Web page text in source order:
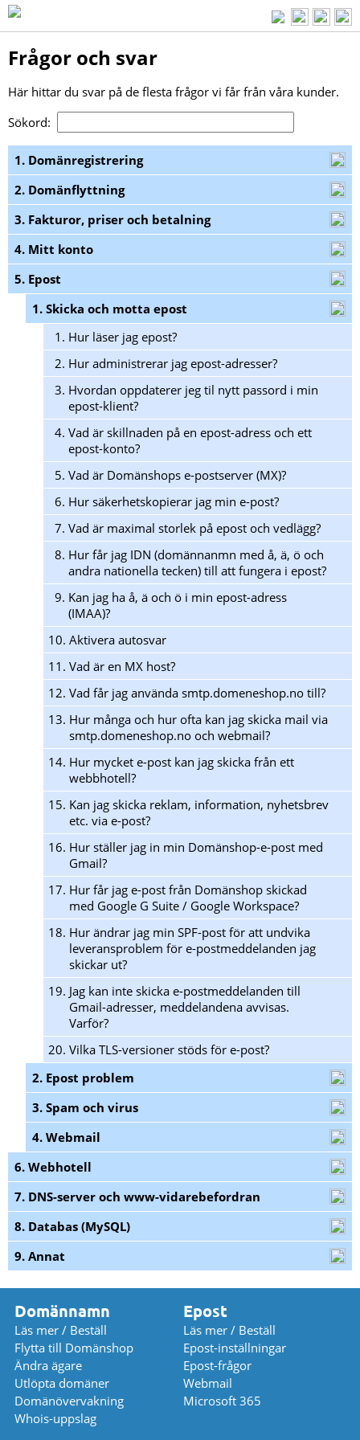
Frågor och svar
Här hittar du svar på de flesta frågor vi får från våra kunder.
Sökord:
1. Domänregistrering
2. Domänflyttning
3. Fakturor, priser och betalning
4. Mitt konto
5. Epost
1. Skicka och motta epost
1. Hur läser jag epost?
2. Hur administrerar jag epost-adresser?
3. Hvordan oppdaterer jeg til nytt passord i min
epost-klient?
4. Vad är skillnaden på en epost-adress och ett
epost-konto?
5. Vad är Domänshops e-postserver (MX)?
6. Hur säkerhetskopierar jag min e-post?
7. Vad är maximal storlek på epost och vedlägg?
8. Hur får jag IDN (domännanmn med å, ä, ö och
andra nationella tecken) till att fungera i epost?
9. Kan jag ha å, ä och ö i min epost-adress
(IMAA)?
10. Aktivera autosvar
11. Vad är en MX host?
12. Vad får jag använda smtp.domeneshop.no till?
13. Hur många och hur ofta kan jag skicka mail via
smtp.domeneshop.no och webmail?
14. Hur mycket e-post kan jag skicka från ett
webbhotell?
15. Kan jag skicka reklam, information, nyhetsbrev
etc. via e-post?
16. Hur ställer jag in min Domänshop-e-post med
Gmail?
17. Hur får jag e-post från Domänshop skickad
med Google G Suite / Google Workspace?
18. Hur ändrar jag min SPF-post för att undvika
leveransproblem för e-postmeddelanden jag
skickar ut?
19. Jag kan inte skicka e-postmeddelanden till
Gmail-adresser, meddelandena avvisas.
Varför?
20. Vilka TLS-versioner stöds för e-post?
2. Epost problem
3. Spam och virus
4. Webmail
6. Webhotell
7. DNS-server och www-vidarebefordran
8. Databas (MySQL)
9. Annat
Domännamn
Läs mer / Beställ
Flytta till Domänshop
Ändra ägare
Utlöpta domäner
Domänövervakning
Whois-uppslag
Epost
Läs mer / Beställ
Epost-inställningar
Epost-frågor
Webmail
Microsoft 365